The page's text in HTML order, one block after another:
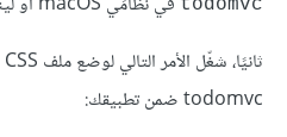
todomvc
todomvc ضمن تطبيقك: